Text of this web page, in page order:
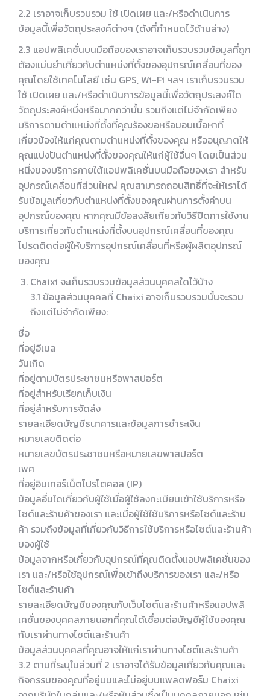
2.2 เราอาจเก็บรวบรวม ใช้ เปิดเผย และ/หรือดำเนินการ
ข้อมูลนี้เพื่อวัตถุประสงค์ต่างๆ (ดังที่กำหนดไว้ด้านล่าง)
2.3 แอปพลิเคชั่นบนมือถือของเราอาจเก็บรวบรวมข้อมูลที่ถูก
ต้องแม่นยำเกี่ยวกับตำแหน่งที่ตั้งของอุปกรณ์เคลื่อนที่ของ
คุณโดยใช้เทคโนโลยี เช่น GPS, Wi-Fi ฯลฯ เราเก็บรวบรวม
ใช้ เปิดเผย และ/หรือดำเนินการข้อมูลนี้เพื่อวัตถุประสงค์ใด
วัตถุประสงค์หนึ่งหรือมากกว่านั้น รวมถึงแต่ไม่จำกัดเพียง
บริการตามตำแหน่งที่ตั้งที่คุณร้องขอหรือมอบเนื้อหาที่
เกี่ยวข้องให้แก่คุณตามตำแหน่งที่ตั้งของคุณ หรืออนุญาตให้
คุณแบ่งปันตำแหน่งที่ตั้งของคุณให้แก่ผู้ใช้อื่นๆ โดยเป็นส่วน
หนึ่งของบริการภายใต้แอปพลิเคชั่นบนมือถือของเรา สำหรับ
อุปกรณ์เคลื่อนที่ส่วนใหญ่ คุณสามารถถอนสิทธิ์ที่จะให้เราได้
รับข้อมูลเกี่ยวกับตำแหน่งที่ตั้งของคุณผ่านการตั้งค่าบน
อุปกรณ์ของคุณ หากคุณมีข้อสงสัยเกี่ยวกับวิธีปิดการใช้งาน
บริการเกี่ยวกับตำแหน่งที่ตั้งบนอุปกรณ์เคลื่อนที่ของคุณ
โปรดติดต่อผู้ให้บริการอุปกรณ์เคลื่อนที่หรือผู้ผลิตอุปกรณ์
ของคุณ
Chaixi จะเก็บรวบรวมข้อมูลส่วนบุคคลใดไว้บ้าง
3.1 ข้อมูลส่วนบุคคลที่ Chaixi อาจเก็บรวบรวมนั้นจะรวม
ถึงแต่ไม่จำกัดเพียง:
ชื่อ
ที่อยู่อีเมล
วันเกิด
ที่อยู่ตามบัตรประชาชนหรือพาสปอร์ต
ที่อยู่สำหรับเรียกเก็บเงิน
ที่อยู่สำหรับการจัดส่ง
รายละเอียดบัญชีธนาคารและข้อมูลการชำระเงิน
หมายเลขติดต่อ
หมายเลขบัตรประชาชนหรือหมายเลขพาสปอร์ต
เพศ
ที่อยู่อินเทอร์เน็ตโปรโตคอล (IP)
ข้อมูลอื่นใดเกี่ยวกับผู้ใช้เมื่อผู้ใช้ลงทะเบียนเข้าใช้บริการหรือ
ไซต์และร้านค้าของเรา และเมื่อผู้ใช้ใช้บริการหรือไซต์และร้าน
ค้า รวมถึงข้อมูลที่เกี่ยวกับวิธีการใช้บริการหรือไซต์และร้านค้า
ของผู้ใช้
ข้อมูลจากหรือเกี่ยวกับอุปกรณ์ที่คุณติดตั้งแอปพลิเคชั่นของ
เรา และ/หรือใช้อุปกรณ์เพื่อเข้าถึงบริการของเรา และ/หรือ
ไซต์และร้านค้า
รายละเอียดบัญชีของคุณกับเว็บไซต์และร้านค้าหรือแอปพลิ
เคชั่นของบุคคลภายนอกที่คุณได้เชื่อมต่อบัญชีผู้ใช้ของคุณ
กับเราผ่านทางไซต์และร้านค้า
ข้อมูลส่วนบุคคลที่คุณอาจให้แก่เราผ่านทางไซต์และร้านค้า
3.2 ตามที่ระบุในส่วนที่ 2 เราอาจได้รับข้อมูลเกี่ยวกับคุณและ
กิจกรรมของคุณที่อยู่บนและไม่อยู่บนแพลตฟอร์ม Chaixi